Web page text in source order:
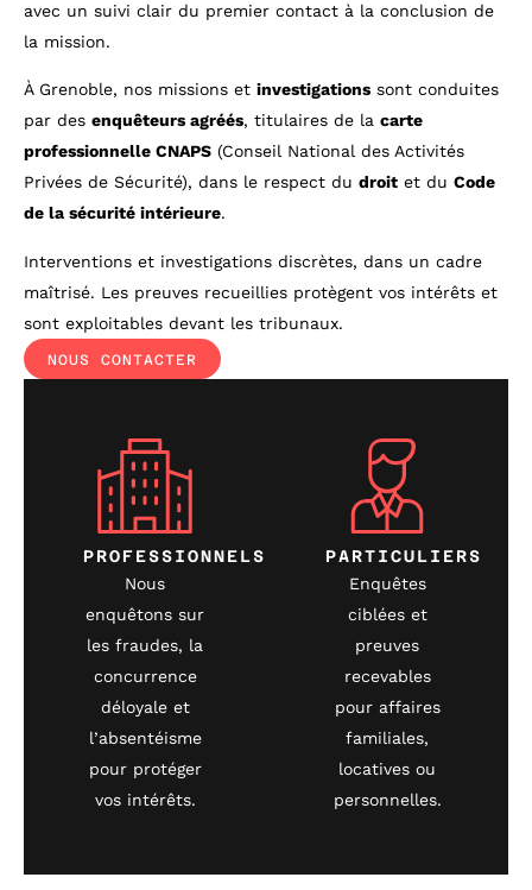
avec un suivi clair du premier contact à la conclusion de
la mission.
À Grenoble, nos missions et investigations sont conduites
par des enquêteurs agréés, titulaires de la carte
professionnelle CNAPS (Conseil National des Activités
Privées de Sécurité), dans le respect du droit et du Code
de la sécurité intérieure.
Interventions et investigations discrètes, dans un cadre
maîtrisé. Les preuves recueillies protègent vos intérêts et
sont exploitables devant les tribunaux.
NOUS CONTACTER
PROFESSIONNELS
Nous
enquêtons sur
les fraudes, la
concurrence
déloyale et
l’absentéisme
pour protéger
vos intérêts.
PARTICULIERS
Enquêtes
ciblées et
preuves
recevables
pour affaires
familiales,
locatives ou
personnelles.